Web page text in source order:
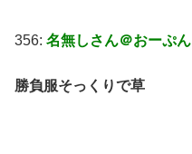
356: 名無しさん＠おーぷん
勝負服そっくりで草